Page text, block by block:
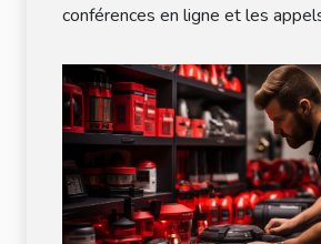
conférences en ligne et les